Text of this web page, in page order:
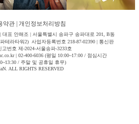
약관 개인정보처리방침
대표 안해조 | 서울특별시 송파구 송파대로 201, B동
테라타워2) 사업자등록번호 218-87-02390 | 통신판
고번호 제-2024-서울송파-3233호
| 02-400-6036 (평일 10:00~17:00 / 점심시간
/ 주말 및 공휴일 휴무)
ALL RIGHTS RESERVED